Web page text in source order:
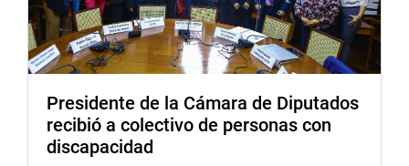
labores preventivas efectivas ante desastres naturales.
OFICINA DE COMUNICACIONES
Presidente de la Cámara de Diputados
recibió a colectivo de personas con
discapacidad